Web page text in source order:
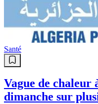
Santé
Vague de chaleur
dimanche sur